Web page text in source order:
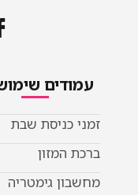
שימושיים
שבת
גימטריה